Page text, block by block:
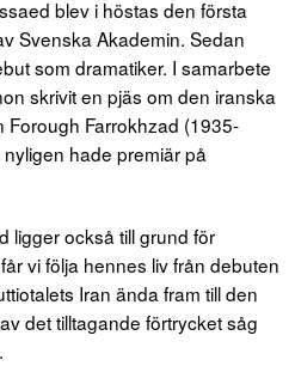
blev i höstas den första
Svenska Akademin. Sedan
som dramatiker. I samarbete
skrivit en pjäs om den iranska
Farrokhzad (1935-
hade premiär på
ligger också till grund för
vi följa hennes liv från debuten
Iran ända fram till den
det tilltagande förtrycket såg